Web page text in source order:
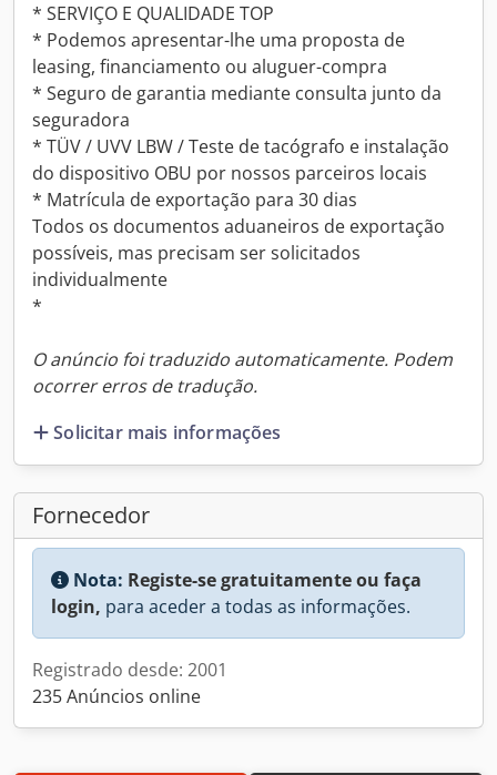
* SERVIÇO E QUALIDADE TOP
* Podemos apresentar-lhe uma proposta de
leasing, financiamento ou aluguer-compra
* Seguro de garantia mediante consulta junto da
seguradora
* TÜV / UVV LBW / Teste de tacógrafo e instalação
do dispositivo OBU por nossos parceiros locais
* Matrícula de exportação para 30 dias
Todos os documentos aduaneiros de exportação
possíveis, mas precisam ser solicitados
individualmente
*
O anúncio foi traduzido automaticamente. Podem
ocorrer erros de tradução.
Solicitar mais informações
Fornecedor
Nota: Registe-se gratuitamente ou faça
login, para aceder a todas as informações.
Registrado desde: 2001
235 Anúncios online